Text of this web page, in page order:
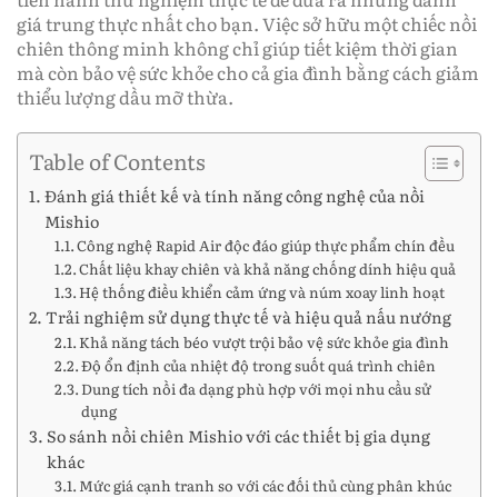
giá trung thực nhất cho bạn. Việc sở hữu một chiếc nồi
chiên thông minh không chỉ giúp tiết kiệm thời gian
mà còn bảo vệ sức khỏe cho cả gia đình bằng cách giảm
thiểu lượng dầu mỡ thừa.
Table of Contents
Đánh giá thiết kế và tính năng công nghệ của nồi
Mishio
Công nghệ Rapid Air độc đáo giúp thực phẩm chín đều
Chất liệu khay chiên và khả năng chống dính hiệu quả
Hệ thống điều khiển cảm ứng và núm xoay linh hoạt
Trải nghiệm sử dụng thực tế và hiệu quả nấu nướng
Khả năng tách béo vượt trội bảo vệ sức khỏe gia đình
Độ ổn định của nhiệt độ trong suốt quá trình chiên
Dung tích nồi đa dạng phù hợp với mọi nhu cầu sử
dụng
So sánh nồi chiên Mishio với các thiết bị gia dụng
khác
Mức giá cạnh tranh so với các đối thủ cùng phân khúc